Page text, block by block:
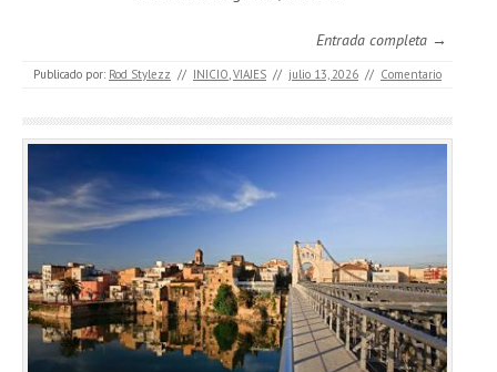
Entrada completa →
Publicado por: Rod Stylezz // INICIO,VIAJES // julio 13, 2026 // Comentario